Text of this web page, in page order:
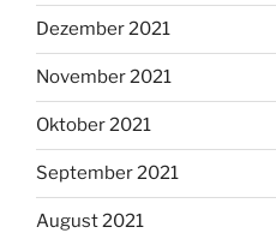
Dezember 2021
November 2021
Oktober 2021
September 2021
August 2021